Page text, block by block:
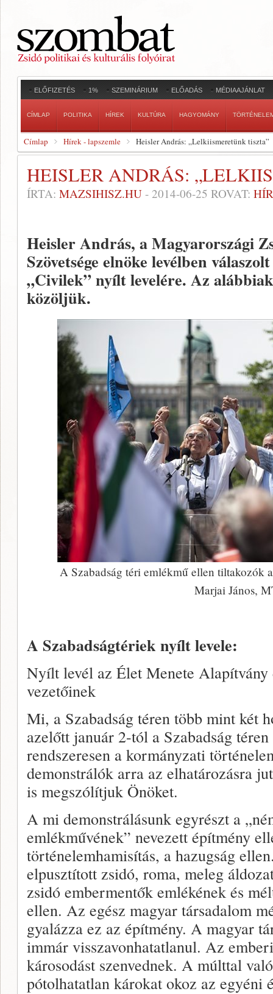
ELŐFIZETÉS 1% SZEMINÁRIUM ELŐADÁS MÉDIAAJÁNLAT
CÍMLAP POLITIKA HÍREK KULTÚRA HAGYOMÁNY
Címlap Hírek - lapszemle Heisler András: „Lelkiismeretünk tiszta”
HEISLER ANDRÁS:
ÍRTA: MAZSIHISZ.HU - 2014-06-25 ROVAT:
Heisler András, a Magyarországi
Szövetsége elnöke levélben
„Civilek” nyílt levelére. Az
közöljük.
A Szabadság téri emlékmű ellen tiltakozók
Marjai János,
A Szabadságtériek nyílt levele:
Nyílt levél az Élet Menete
vezetőinek
Mi, a Szabadság téren több mint két
azelőtt január 2-tól a Szabadság
rendszeresen a kormányzati
demonstrálók arra az elhatározásra
is megszólítjuk Önöket.
A mi demonstrálásunk egyrészt a
emlékművének” nevezett építmény
történelemhamisítás, a hazugság
elpusztított zsidó, roma, meleg
zsidó embermentők emlékének és
ellen. Az egész magyar társadalom
gyalázza ez az építmény. A magyar
immár visszavonhatatlanul. Az
károsodást szenvednek. A múlttal
pótolhatatlan károkat okoz az egyéni